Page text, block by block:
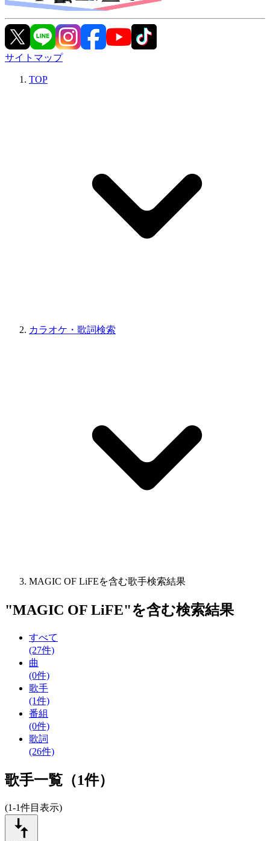
サイトマップ
TOP
カラオケ・歌詞検索
MAGIC OF LiFEを含む歌手検索結果
"MAGIC OF LiFE"を含む検索結果
すべて
(27件)
曲
(0件)
歌手
(1件)
番組
(0件)
歌詞
(26件)
歌手一覧（1件）
(1-1件目表示)